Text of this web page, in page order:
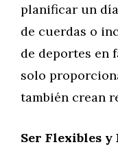
planificar un
de cuerdas o
de deportes en
solo
también crean
Ser Flexibles y